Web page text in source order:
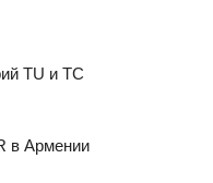
TU и TC
в Армении